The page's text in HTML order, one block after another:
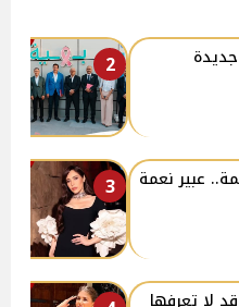
2
3
عبير نعمة
لا تعرفها